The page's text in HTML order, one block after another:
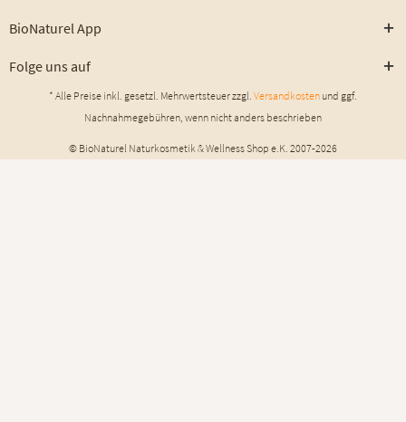
BioNaturel App
Folge uns auf
* Alle Preise inkl. gesetzl. Mehrwertsteuer zzgl. Versandkosten und ggf.
Nachnahmegebühren, wenn nicht anders beschrieben
© BioNaturel Naturkosmetik & Wellness Shop e.K. 2007-2026